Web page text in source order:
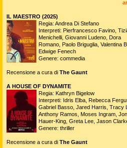
IL MAESTRO (2025)
Regia: Andrea Di Stefano
Interpreti: Pierfrancesco Favino,
Menichelli, Giovanni Ludeno, Dora
Romano, Paolo Briguglia, Valentina
Edwige Fenech
Genere: commedia
Recensione a cura di The Gaunt
A HOUSE OF DYNAMITE
Regia: Kathryn Bigelow
Interpreti: Idris Elba, Rebecca
Gabriel Basso, Jared Harris, Tracy
Anthony Ramos, Moses Ingram,
Hauer-King, Greta Lee, Jason
Genere: thriller
Recensione a cura di The Gaunt